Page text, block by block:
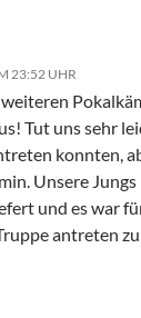
23:52 UHR
Tut uns sehr
konnten,
Unsere
und es war
antreten